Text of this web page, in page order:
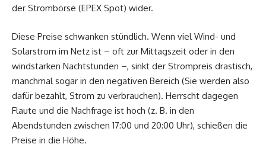
der Strombörse (EPEX Spot) wider.
Diese Preise schwanken stündlich. Wenn viel Wind- und
Solarstrom im Netz ist – oft zur Mittagszeit oder in den
windstarken Nachtstunden –, sinkt der Strompreis drastisch,
manchmal sogar in den negativen Bereich (Sie werden also
dafür bezahlt, Strom zu verbrauchen). Herrscht dagegen
Flaute und die Nachfrage ist hoch (z. B. in den
Abendstunden zwischen 17:00 und 20:00 Uhr), schießen die
Preise in die Höhe.